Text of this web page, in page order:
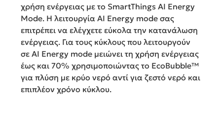
χρήση ενέργειας με το SmartThings AI Energy
Mode. Η λειτουργία AI Energy mode σας
επιτρέπει να ελέγχετε εύκολα την κατανάλωση
ενέργειας. Για τους κύκλους που λειτουργούν
σε AI Energy mode μειώνει τη χρήση ενέργειας
έως και 70% χρησιμοποιώντας το EcoBubble™
για πλύση με κρύο νερό αντί για ζεστό νερό και
επιπλέον χρόνο κύκλου.